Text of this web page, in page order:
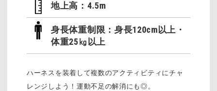
地上高：4.5m
身長体重制限：身長120cm以上・
体重25㎏以上
ハーネスを装着して複数のアクティビティにチャ
レンジしよう！運動不足の解消にも◎。